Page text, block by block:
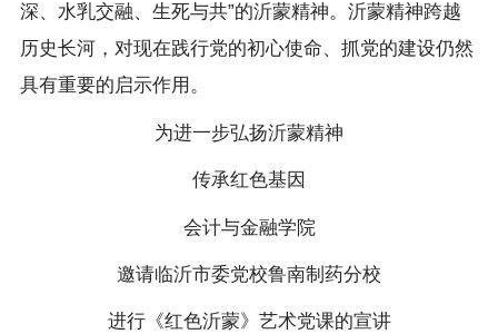
深、水乳交融、生死与共”的沂蒙精神。沂蒙精神跨越
历史长河，对现在践行党的初心使命、抓党的建设仍然
具有重要的启示作用。
为进一步弘扬沂蒙精神
传承红色基因
会计与金融学院
邀请临沂市委党校鲁南制药分校
进行《红色沂蒙》艺术党课的宣讲